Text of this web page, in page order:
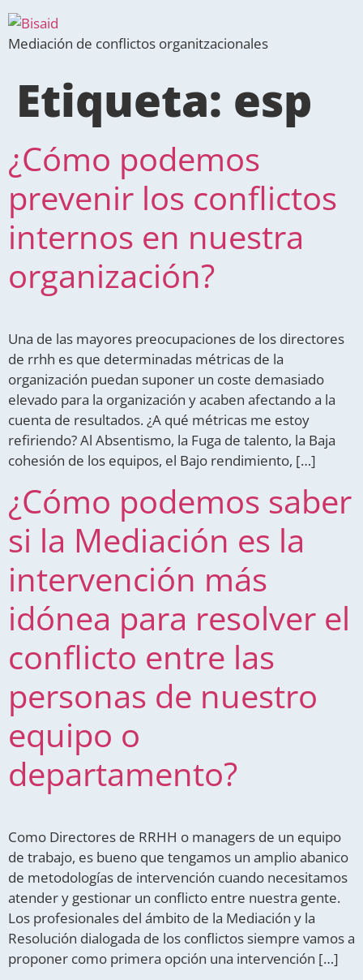
Mediación de conflictos organitzacionales
Etiqueta: esp
¿Cómo podemos
prevenir los conflictos
internos en nuestra
organización?
Una de las mayores preocupaciones de los directores
de rrhh es que determinadas métricas de la
organización puedan suponer un coste demasiado
elevado para la organización y acaben afectando a la
cuenta de resultados. ¿A qué métricas me estoy
refiriendo? Al Absentismo, la Fuga de talento, la Baja
cohesión de los equipos, el Bajo rendimiento, […]
¿Cómo podemos saber
si la Mediación es la
intervención más
idónea para resolver el
conflicto entre las
personas de nuestro
equipo o
departamento?
Como Directores de RRHH o managers de un equipo
de trabajo, es bueno que tengamos un amplio abanico
de metodologías de intervención cuando necesitamos
atender y gestionar un conflicto entre nuestra gente.
Los profesionales del ámbito de la Mediación y la
Resolución dialogada de los conflictos siempre vamos a
proponer como primera opción una intervención […]